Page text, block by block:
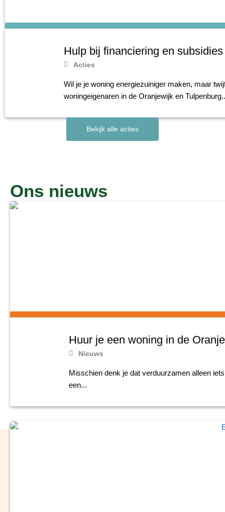
Hulp bij financiering en subsidies
Acties
Wil je je woning energiezuiniger maken, maar
woningeigenaren in de Oranjewijk en
Bekijk alle acties
Ons nieuws
Huur je een woning in de
Nieuws
Misschien denk je dat verduurzamen alleen
een...